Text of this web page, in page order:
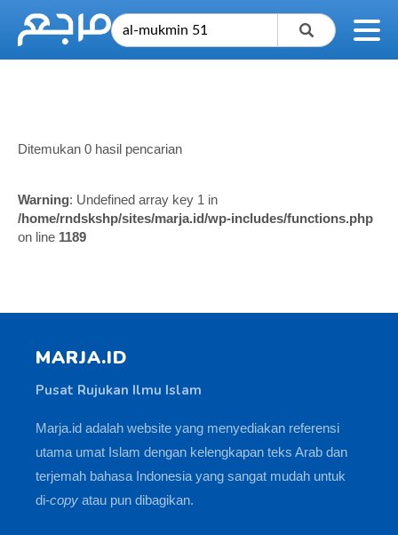
Ditemukan 0 hasil pencarian
Warning: Undefined array key 1 in
/home/rndskshp/sites/marja.id/wp-includes/functions.php
on line 1189
MARJA.ID
Pusat Rujukan Ilmu Islam
Marja.id adalah website yang menyediakan referensi
utama umat Islam dengan kelengkapan teks Arab dan
terjemah bahasa Indonesia yang sangat mudah untuk
di-copy atau pun dibagikan.